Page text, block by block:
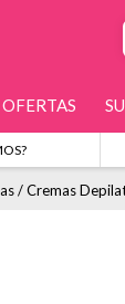
OFERTAS
/ Cremas